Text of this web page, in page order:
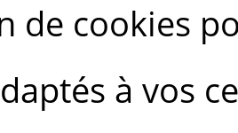
de cookies
à vos